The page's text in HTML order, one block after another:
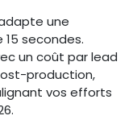
une
secondes.
un coût par lead
production,
vos efforts